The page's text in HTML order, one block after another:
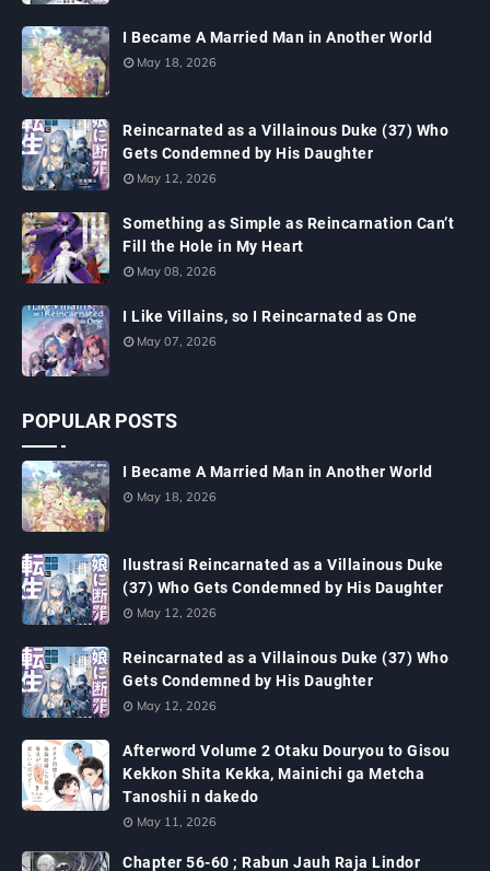
I Became A Married Man in Another World
May 18, 2026
Reincarnated as a Villainous Duke (37) Who
Gets Condemned by His Daughter
May 12, 2026
Something as Simple as Reincarnation Can’t
Fill the Hole in My Heart
May 08, 2026
I Like Villains, so I Reincarnated as One
May 07, 2026
POPULAR POSTS
I Became A Married Man in Another World
May 18, 2026
Ilustrasi Reincarnated as a Villainous Duke
(37) Who Gets Condemned by His Daughter
May 12, 2026
Reincarnated as a Villainous Duke (37) Who
Gets Condemned by His Daughter
May 12, 2026
Afterword Volume 2 Otaku Douryou to Gisou
Kekkon Shita Kekka, Mainichi ga Metcha
Tanoshii n dakedo
May 11, 2026
Chapter 56-60 ; Rabun Jauh Raja Lindor